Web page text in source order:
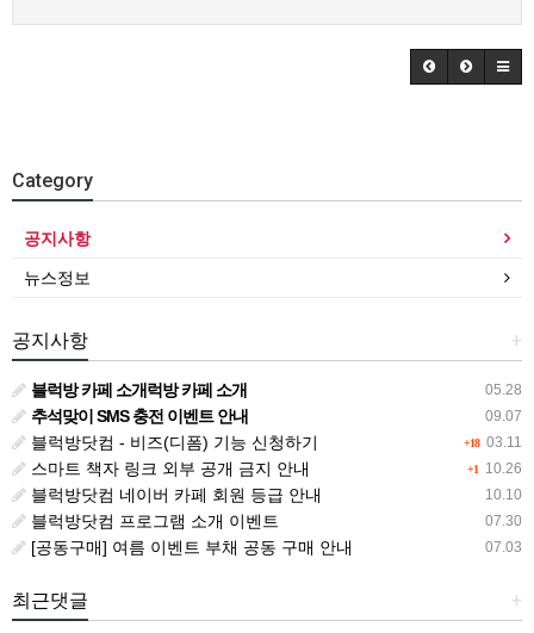
Category
공지사항
뉴스정보
+
공지사항
05.28
블럭방 카페 소개럭방 카페 소개
09.07
추석맞이 SMS 충전 이벤트 안내
+18 03.11
블럭방닷컴 - 비즈(디폼) 기능 신청하기
+1 10.26
스마트 책자 링크 외부 공개 금지 안내
10.10
블럭방닷컴 네이버 카페 회원 등급 안내
07.30
블럭방닷컴 프로그램 소개 이벤트
07.03
[공동구매] 여름 이벤트 부채 공동 구매 안내
+
최근댓글